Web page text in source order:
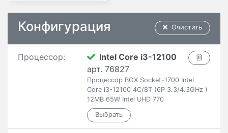
Очистить
Конфигурация
Процессор:
Intel Core i3-12100
арт. 76827
Процессор BOX Socket-1700 Intel
Core i3-12100 4C/8T (6P 3.3/4.3GHz )
12MB 65W Intel UHD 770